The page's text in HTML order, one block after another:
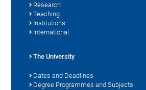
Research
Teaching
Institutions
International
The University
Dates and Deadlines
Degree Programmes and Subjects